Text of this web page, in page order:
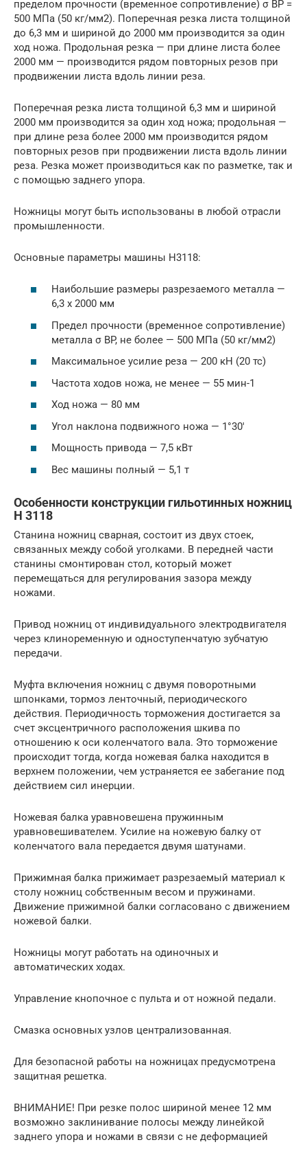
пределом прочности (временное сопротивление) σ BP =
500 МПа (50 кг/мм2). Поперечная резка листа толщиной
до 6,3 мм и шириной до 2000 мм производится за один
ход ножа. Продольная резка — при длине листа более
2000 мм — производится рядом повторных резов при
продвижении листа вдоль линии реза.
Поперечная резка листа толщиной 6,3 мм и шириной
2000 мм производится за один ход ножа; продольная —
при длине реза более 2000 мм производится рядом
повторных резов при продвижении листа вдоль линии
реза. Резка может производиться как по разметке, так и
с помощью заднего упора.
Ножницы могут быть использованы в любой отрасли
промышленности.
Основные параметры машины Н3118:
Наибольшие размеры разрезаемого металла —
6,3 х 2000 мм
Предел прочности (временное сопротивление)
металла σ BP, не более — 500 МПа (50 кг/мм2)
Максимальное усилие реза — 200 кН (20 тс)
Частота ходов ножа, не менее — 55 мин-1
Ход ножа — 80 мм
Угол наклона подвижного ножа — 1°30′
Мощность привода — 7,5 кВт
Вес машины полный — 5,1 т
Особенности конструкции гильотинных ножниц
Н 3118
Станина ножниц сварная, состоит из двух стоек,
связанных между собой уголками. В передней части
станины смонтирован стол, который может
перемещаться для регулирования зазора между
ножами.
Привод ножниц от индивидуального электродвигателя
через клиноременную и одноступенчатую зубчатую
передачи.
Муфта включения ножниц с двумя поворотными
шпонками, тормоз ленточный, периодического
действия. Периодичность торможения достигается за
счет эксцентричного расположения шкива по
отношению к оси коленчатого вала. Это торможение
происходит тогда, когда ножевая балка находится в
верхнем положении, чем устраняется ее забегание под
действием сил инерции.
Ножевая балка уравновешена пружинным
уравновешивателем. Усилие на ножевую балку от
коленчатого вала передается двумя шатунами.
Прижимная балка прижимает разрезаемый материал к
столу ножниц собственным весом и пружинами.
Движение прижимной балки согласовано с движением
ножевой балки.
Ножницы могут работать на одиночных и
автоматических ходах.
Управление кнопочное с пульта и от ножной педали.
Смазка основных узлов централизованная.
Для безопасной работы на ножницах предусмотрена
защитная решетка.
ВНИМАНИЕ! При резке полос шириной менее 12 мм
возможно заклинивание полосы между линейкой
заднего упора и ножами в связи с не деформацией